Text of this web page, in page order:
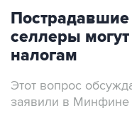
Пострадавшие
селлеры
налогам
Этот вопрос
заявили в Минфине